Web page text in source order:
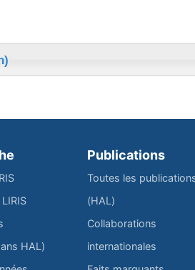
HAL)
Publications
Toutes les
(HAL)
Collaborations
internationales